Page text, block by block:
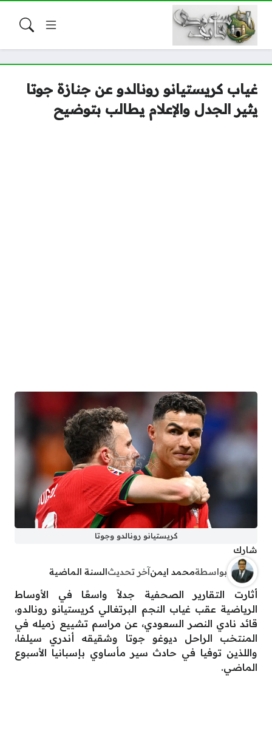
غياب كريستيانو رونالدو عن جنازة جوتا
يثير الجدل والإعلام يطالب بتوضيح
كريستيانو رونالدو وجوتا
شارك
بواسطةمحمد ايمنآخر تحديثالسنة الماضية
أثارت التقارير الصحفية جدلاً واسعًا في الأوساط
الرياضية عقب غياب النجم البرتغالي كريستيانو رونالدو،
قائد نادي النصر السعودي، عن مراسم تشييع زميله في
المنتخب الراحل ديوغو جوتا وشقيقه أندري سيلفا،
واللذين توفيا في حادث سير مأساوي بإسبانيا الأسبوع
الماضي.